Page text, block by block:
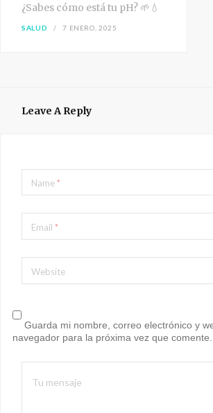
¿Sabes cómo está tu pH? 🌱💧
SALUD 7 ENERO, 2025
Leave A Reply
Name*
Email *
Website
Guarda mi nombre, correo electrónico y
navegador para la próxima vez que comente.